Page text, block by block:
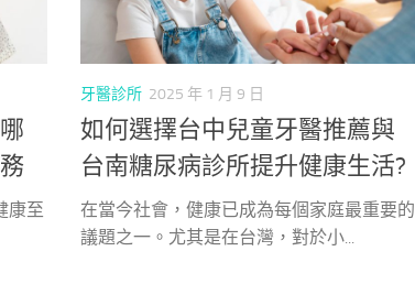
康至
牙醫診所 2025 年 1 月 9 日
如何選擇台中兒童牙醫推薦與
台南糖尿病診所提升健康生活?
在當今社會，健康已成為每個家庭最重要的
議題之一。尤其是在台灣，對於小...